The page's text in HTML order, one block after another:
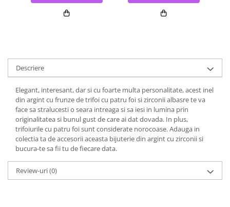
Descriere
Elegant, interesant, dar si cu foarte multa personalitate, acest inel
din argint cu frunze de trifoi cu patru foi si zirconii albasre te va
face sa stralucesti o seara intreaga si sa iesi in lumina prin
originalitatea si bunul gust de care ai dat dovada. In plus,
trifoiurile cu patru foi sunt considerate norocoase. Adauga in
colectia ta de accesorii aceasta bijuterie din argint cu zirconii si
bucura-te sa fii tu de fiecare data.
Review-uri(0)